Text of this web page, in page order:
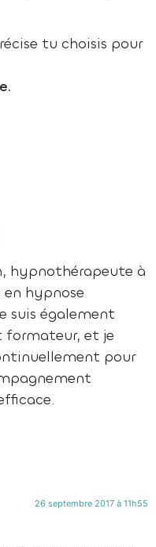
tu choisis pour
hypnothérapeute à
en hypnose
suis également
formateur, et je
pour
26 septembre 2017 à 11h55